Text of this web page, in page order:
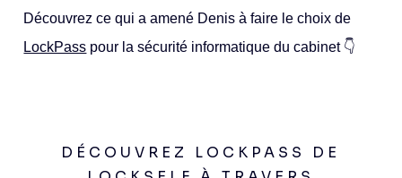
Découvrez ce qui a amené Denis à faire le choix de
LockPass pour la sécurité informatique du cabinet 👇
DÉCOUVREZ LOCKPASS DE